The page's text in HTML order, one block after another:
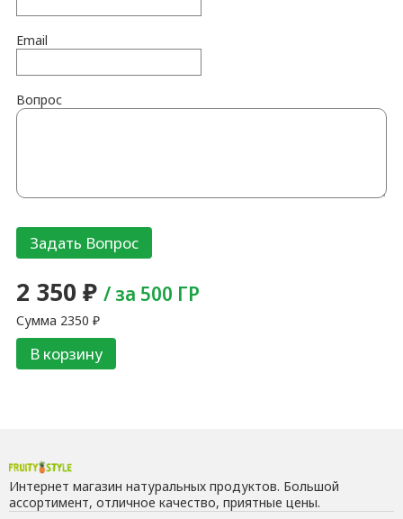
Email
Вопрос
2 350₽ / за 500 ГР
Сумма 2350 ₽
В корзину
Интернет магазин натуральных продуктов. Большой
ассортимент, отличное качество, приятные цены.